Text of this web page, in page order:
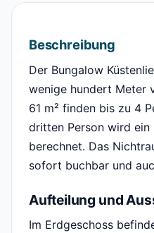
Beschreibung
Der Bungalow
wenige hundert Meter
61 m² finden bis zu 4
dritten Person wird ein
berechnet. Das
sofort buchbar und
Aufteilung und
Im Erdgeschoss